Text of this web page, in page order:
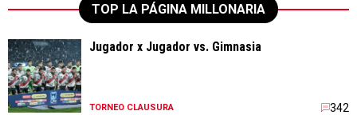
TOP LA PÁGINA MILLONARIA
Jugador x Jugador vs. Gimnasia
TORNEO CLAUSURA 342